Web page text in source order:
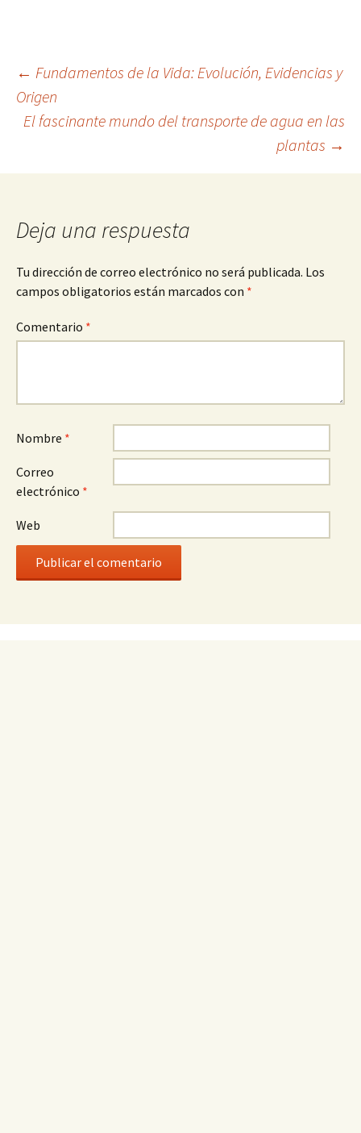
Navegación
de
entradas
← Fundamentos de la Vida: Evolución, Evidencias y
Origen
El fascinante mundo del transporte de agua en las
plantas →
Deja una respuesta
Tu dirección de correo electrónico no será publicada. Los
campos obligatorios están marcados con *
Comentario *
Nombre *
Correo
electrónico *
Web